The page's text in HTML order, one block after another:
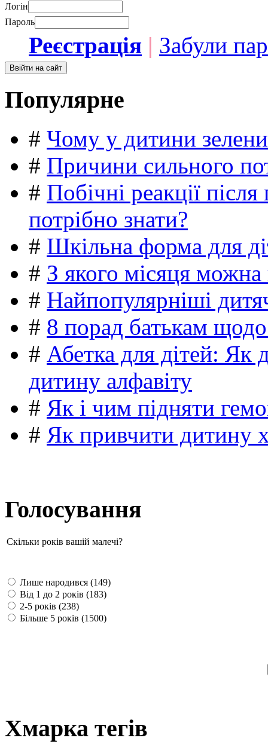
Логін
Пароль
Реєстрація | Забули
Популярне
# Чому у дитини
# Причини сильного
# Побічні реакції
потрібно знати?
# Шкільна форма для
# З якого місяця можна
# Найпопулярніші
# 8 порад батькам
# Абетка для дітей: Як
дитину алфавіту
# Як і чим підняти
# Як привчити дитину
Голосування
Скільки років вашій малечі?
Лише народився (149)
Від 1 до 2 років (183)
2-5 років (238)
Більше 5 років (1500)
Хмарка тегів